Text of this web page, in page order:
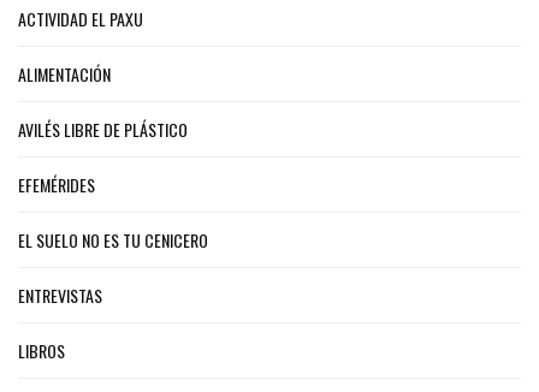
ACTIVIDAD EL PAXU
ALIMENTACIÓN
AVILÉS LIBRE DE PLÁSTICO
EFEMÉRIDES
EL SUELO NO ES TU CENICERO
ENTREVISTAS
LIBROS